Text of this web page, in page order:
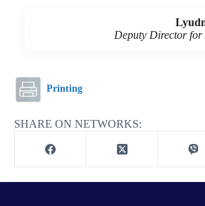
Deputy Director
Printing
SHARE ON NETWORKS: